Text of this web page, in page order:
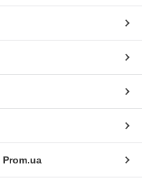
Prom.ua